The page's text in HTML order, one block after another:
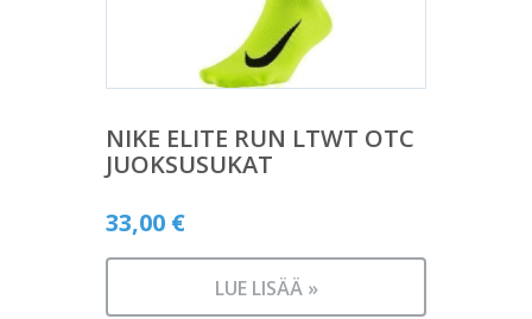
NIKE ELITE RUN LTWT OTC
JUOKSUSUKAT
33,00 €
LUE LISÄÄ »